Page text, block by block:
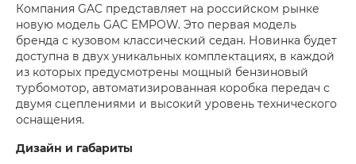
Компания GAC представляет на российском рынке
новую модель GAC EMPOW. Это первая модель
бренда с кузовом классический седан. Новинка будет
доступна в двух уникальных комплектациях, в каждой
из которых предусмотрены мощный бензиновый
турбомотор, автоматизированная коробка передач с
двумя сцеплениями и высокий уровень технического
оснащения.
Дизайн и габариты